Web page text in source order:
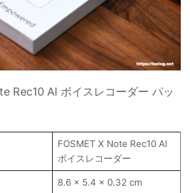
Rec10 AI ボイスレコーダー パッ
FOSMET X Note Rec10 AI
ボイスレコーダー
8.6 × 5.4 × 0.32 cm